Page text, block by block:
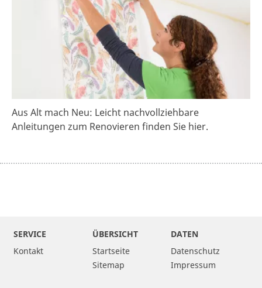
Aus Alt mach Neu: Leicht nachvollziehbare
Anleitungen zum Renovieren finden Sie hier.
SERVICE
Kontakt
ÜBERSICHT
Startseite
Sitemap
DATEN
Datenschutz
Impressum